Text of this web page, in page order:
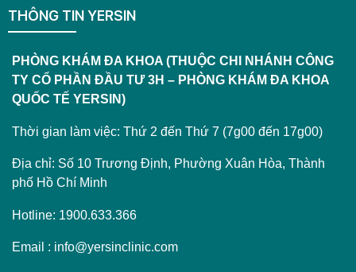
THÔNG TIN YERSIN
PHÒNG KHÁM ĐA KHOA (THUỘC CHI NHÁNH CÔNG
TY CỔ PHẦN ĐẦU TƯ 3H – PHÒNG KHÁM ĐA KHOA
QUỐC TẾ YERSIN)
Thời gian làm việc: Thứ 2 đến Thứ 7 (7g00 đến 17g00)
Địa chỉ: Số 10 Trương Định, Phường Xuân Hòa, Thành
phố Hồ Chí Minh
Hotline: 1900.633.366
Email : info@yersinclinic.com